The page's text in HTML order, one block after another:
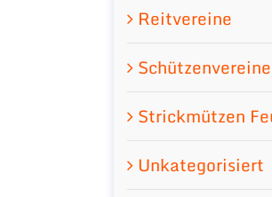
Reitvereine
Schützenvereine
Strickmützen
Unkategorisiert